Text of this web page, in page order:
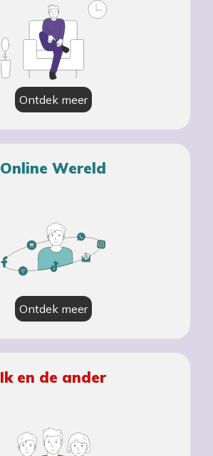
Ontdek meer
Online Wereld
Ontdek meer
Ik en de ander